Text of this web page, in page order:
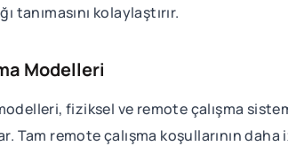
tanımasını kolaylaştırır.
Modelleri
fiziksel ve remote çalışma
Tam remote çalışma koşullarının